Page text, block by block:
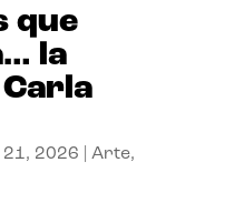
que
la
2026 Arte,